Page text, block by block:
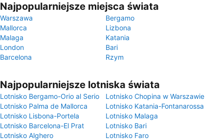
Najpopularniejsze miejsca świata
Warszawa
Bergamo
Mallorca
Lizbona
Malaga
Katania
London
Bari
Barcelona
Rzym
Najpopularniejsze lotniska świata
Lotnisko Bergamo-Orio al Serio
Lotnisko Chopina w Warszawie
Lotnisko Palma de Mallorca
Lotnisko Katania-Fontanarossa
Lotnisko Lisbona-Portela
Lotnisko Malaga
Lotnisko Barcelona-El Prat
Lotnisko Bari
Lotnisko Alghero
Lotnisko Faro